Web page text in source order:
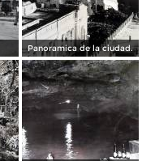
Panoramica de la ciudad.